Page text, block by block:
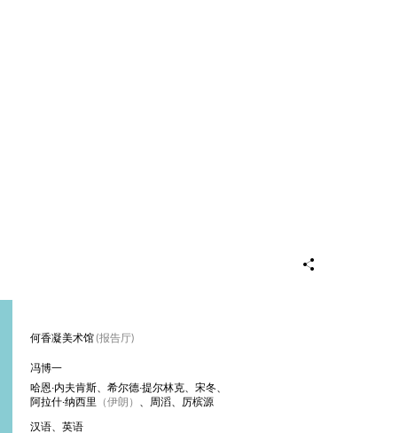
何香凝美术馆 (报告厅)
冯博一
哈恩·内夫肯斯、希尔德·提尔林克、宋冬、
阿拉什·纳西里 （伊朗） 、周滔、厉槟源
汉语、英语